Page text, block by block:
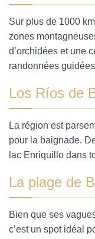
Sur plus de 1000
zones
d’orchidées et une
randonnées
Los Ríos de
La région est
pour la baignade.
lac Enriquillo dans
La plage de
Bien que ses
c’est un spot idéal